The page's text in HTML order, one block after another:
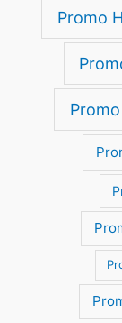
Promo